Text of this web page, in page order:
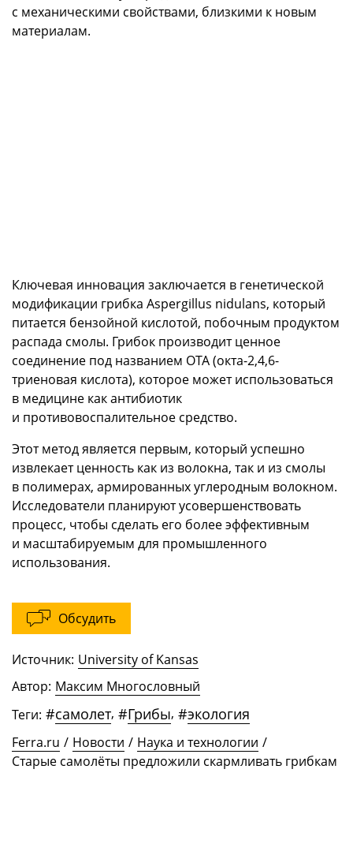
с механическими свойствами, близкими к новым
материалам.
Ключевая инновация заключается в генетической
модификации грибка Aspergillus nidulans, который
питается бензойной кислотой, побочным продуктом
распада смолы. Грибок производит ценное
соединение под названием OTA (окта-2,4,6-
триеновая кислота), которое может использоваться
в медицине как антибиотик
и противовоспалительное средство.
Этот метод является первым, который успешно
извлекает ценность как из волокна, так и из смолы
в полимерах, армированных углеродным волокном.
Исследователи планируют усовершенствовать
процесс, чтобы сделать его более эффективным
и масштабируемым для промышленного
использования.
Обсудить
Источник: University of Kansas
Автор: Максим Многословный
Теги: #самолет, #Грибы, #экология
Ferra.ru / Новости / Наука и технологии /
Старые самолёты предложили скармливать грибкам